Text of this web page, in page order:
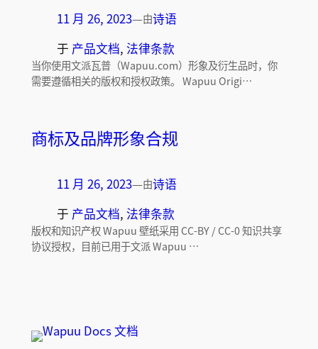
11 月 26, 2023—由诗语
于 产品文档, 法律条款
当你使用文派瓦普（Wapuu.com）形象及衍生品时，你
需要遵循相关的版权和授权政策。 Wapuu Origi…
商标及品牌形象合规
11 月 26, 2023—由诗语
于 产品文档, 法律条款
版权和知识产权 Wapuu 壁纸采用 CC-BY / CC-0 知识共享
协议授权，目前已用于文派 Wapuu …